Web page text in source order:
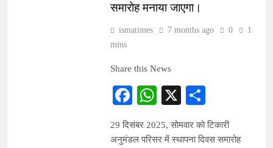
समारोह मनाया जाएगा।
ismatimes 7 months ago 0
1
mins
Share this News
Facebook
WhatsApp
X
29 दिसंबर 2025, सोमवार को टिकारी
अनुमंडल परिसर में स्थापना दिवस समारोह